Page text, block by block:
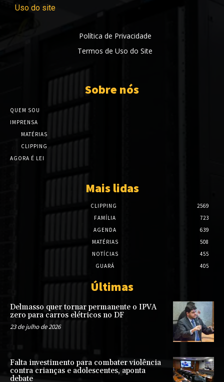
Uso do site
Política de Privacidade
Termos de Uso do Site
Sobre nós
QUEM SOU
IMPRENSA
MATÉRIAS
CLIPPING
AGORA É LEI
Mais lidas
CLIPPING
2569
FAMÍLIA
723
AGENDA
639
MATÉRIAS
508
NOTÍCIAS
455
GUARÁ
405
Últimas
Delmasso quer tornar permanente o IPVA
zero para carros elétricos no DF
23 de julho de 2026
Falta investimento para combater violência
contra crianças e adolescentes, aponta
debate